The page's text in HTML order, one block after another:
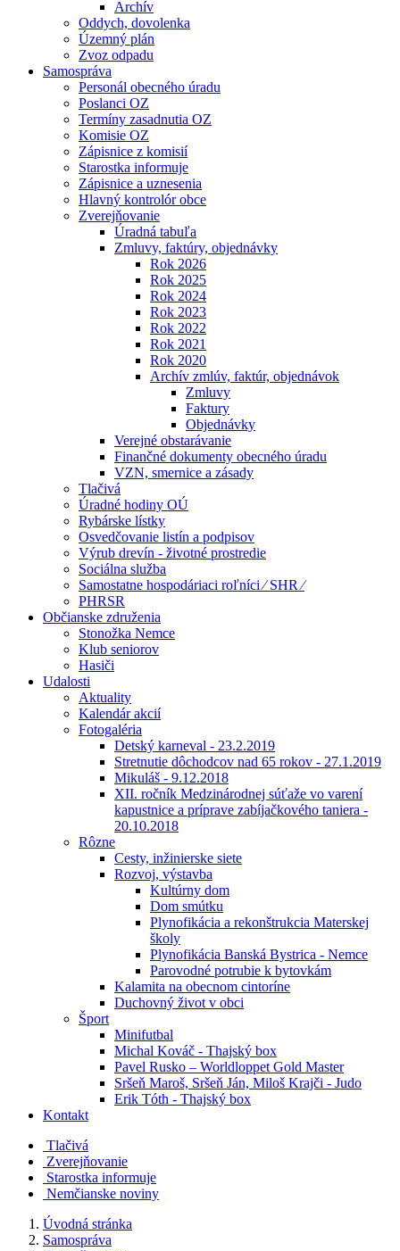
Archív
Oddych, dovolenka
Územný plán
Zvoz odpadu
Samospráva
Personál obecného úradu
Poslanci OZ
Termíny zasadnutia OZ
Komisie OZ
Zápisnice z komisií
Starostka informuje
Zápisnice a uznesenia
Hlavný kontrolór obce
Zverejňovanie
Úradná tabuľa
Zmluvy, faktúry, objednávky
Rok 2026
Rok 2025
Rok 2024
Rok 2023
Rok 2022
Rok 2021
Rok 2020
Archív zmlúv, faktúr, objednávok
Zmluvy
Faktury
Objednávky
Verejné obstarávanie
Finančné dokumenty obecného úradu
VZN, smernice a zásady
Tlačivá
Úradné hodiny OÚ
Rybárske lístky
Osvedčovanie listín a podpisov
Výrub drevín - životné prostredie
Sociálna služba
Samostatne hospodáriaci roľníci ⁄ SHR ⁄
PHRSR
Občianske združenia
Stonožka Nemce
Klub seniorov
Hasiči
Udalosti
Aktuality
Kalendár akcií
Fotogaléria
Detský karneval - 23.2.2019
Stretnutie dôchodcov nad 65 rokov - 27.1.2019
Mikuláš - 9.12.2018
XII. ročník Medzinárodnej súťaže vo varení
kapustnice a príprave zabíjačkového taniera -
20.10.2018
Rôzne
Cesty, inžinierske siete
Rozvoj, výstavba
Kultúrny dom
Dom smútku
Plynofikácia a rekonštrukcia Materskej
školy
Plynofikácia Banská Bystrica - Nemce
Parovodné potrubie k bytovkám
Kalamita na obecnom cintoríne
Duchovný život v obci
Šport
Minifutbal
Michal Kováč - Thajský box
Pavel Rusko – Worldloppet Gold Master
Sršeň Maroš, Sršeň Ján, Miloš Krajči - Judo
Erik Tóth - Thajský box
Kontakt
Tlačivá
Zverejňovanie
Starostka informuje
Nemčianske noviny
Úvodná stránka
Samospráva